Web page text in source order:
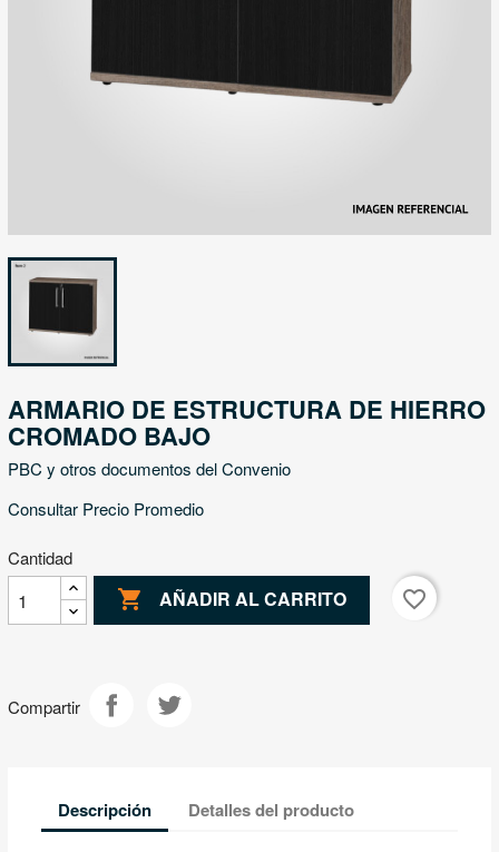
ARMARIO DE ESTRUCTURA DE HIERRO
CROMADO BAJO
PBC y otros documentos del Convenio
Consultar Precio Promedio
Cantidad
 AÑADIR AL CARRITO favorite_border
Compartir
Descripción Detalles del producto